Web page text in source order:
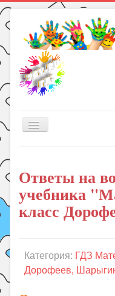
Включить/
Книги
Рукоделие
Подготовка к
ГДЗ
Праздники
Ответы на
учебника
класс
Категория: ГДЗ
Дорофеев,